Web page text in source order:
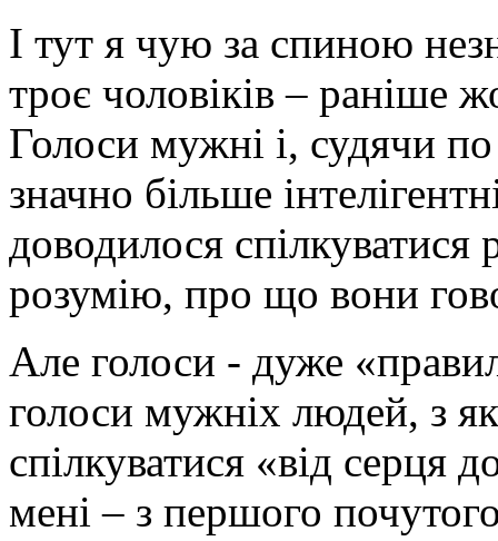
І тут я чую за спиною
троє чоловіків – раніше
Голоси мужні і, судячи
значно більше
доводилося
розумію, про що вони
Але голоси - дуже
голоси мужніх людей, з
спілкуватися «від серця
мені – з першого